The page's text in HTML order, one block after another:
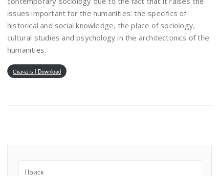
issues important for the humanities: the specifics of
historical and social knowledge, the place of sociology,
cultural studies and psychology in the architectonics of the
humanities.
Скачать | Download